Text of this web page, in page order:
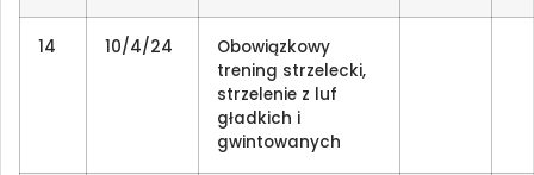
14 10/4/24
Obowiązkowy
trening strzelecki,
strzelenie z luf
gładkich i
gwintowanych